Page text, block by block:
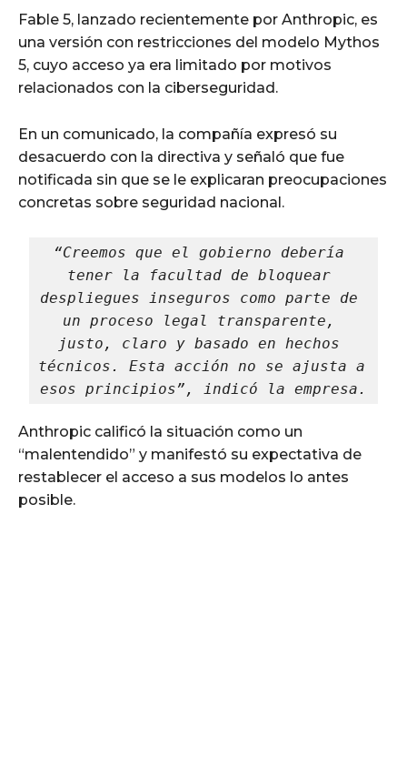
Fable 5, lanzado recientemente por Anthropic, es
una versión con restricciones del modelo Mythos
5, cuyo acceso ya era limitado por motivos
relacionados con la ciberseguridad.
En un comunicado, la compañía expresó su
desacuerdo con la directiva y señaló que fue
notificada sin que se le explicaran preocupaciones
concretas sobre seguridad nacional.
“Creemos que el gobierno debería
tener la facultad de bloquear
despliegues inseguros como parte de
un proceso legal transparente,
justo, claro y basado en hechos
técnicos. Esta acción no se ajusta a
esos principios”, indicó la empresa.
Anthropic calificó la situación como un
“malentendido” y manifestó su expectativa de
restablecer el acceso a sus modelos lo antes
posible.